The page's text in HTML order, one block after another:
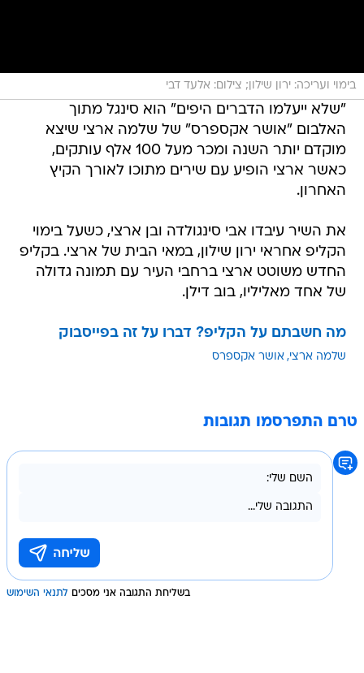
בימוי ועריכה: ירון שילון; צילום: אלעד דבי
"שלא ייעלמו הדברים היפים" הוא סינגל מתוך
האלבום "אושר אקספרס" של שלמה ארצי שיצא
מוקדם יותר השנה ומכר מעל 100 אלף עותקים,
כאשר ארצי הופיע עם שירים מתוכו לאורך הקיץ
האחרון.
את השיר עיבדו אבי סינגולדה ובן ארצי, כשעל בימוי
הקליפ אחראי ירון שילון, במאי הבית של ארצי. בקליפ
החדש משוטט ארצי ברחבי העיר עם תמונה גדולה
של אחד מאליליו, בוב דילן.
מה חשבתם על הקליפ? דברו על זה בפייסבוק
שלמה ארצי אושר אקספרס
טרם התפרסמו תגובות
בשליחת התגובה אני מסכים לתנאי השימוש